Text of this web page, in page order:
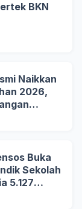
BKN
Naikkan
2026,
Buka
Sekolah
5.127
dan